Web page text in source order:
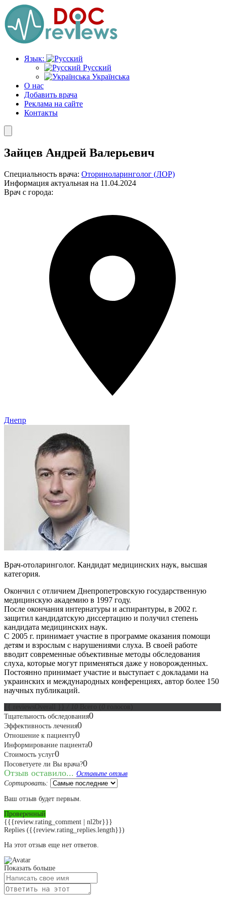
Перейти
к
содержимому
Язык:
Русский
Українська
О нас
Добавить врача
Реклама на сайте
Контакты
Зайцев Андрей Валерьевич
Специальность врача: Оториноларинголог (ЛОР)
Информация актуальная на 11.04.2024
Врач с города:
Днепр
Врач-отоларинголог. Кандидат медицинских наук, высшая
категория.
Окончил с отличием Днепропетровскую государственную
медицинскую академию в 1997 году.
После окончания интернатуры и аспирантуры, в 2002 г.
защитил кандидатскую диссертацию и получил степень
кандидата медицинских наук.
С 2005 г. принимает участие в программе оказания помощи
детям и взрослым с нарушениями слуха. В своей работе
вводит современные объективные методы обследования
слуха, которые могут применяться даже у новорожденных.
Постоянно принимает участие и выступает с докладами на
украинских и международных конференциях, автор более 150
научных публикаций.
Тщательность обследования0
Эффективность лечения0
Отношение к пациенту0
Информирование пациента0
Стоимость услуг0
Посоветуете ли Вы врача?0
Отзыв оставило... Оставьте отзыв
Сортировать:
Ваш отзыв будет первым.
Проверенный
{{{review.rating_comment | nl2br}}}
Replies ({{review.rating_replies.length}})
На этот отзыв еще нет ответов.
Показать больше